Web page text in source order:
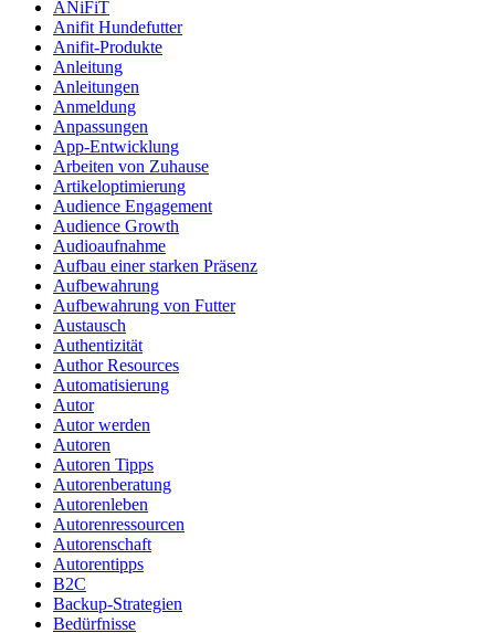
ANiFiT
Anifit Hundefutter
Anifit-Produkte
Anleitung
Anleitungen
Anmeldung
Anpassungen
App-Entwicklung
Arbeiten von Zuhause
Artikeloptimierung
Audience Engagement
Audience Growth
Audioaufnahme
Aufbau einer starken Präsenz
Aufbewahrung
Aufbewahrung von Futter
Austausch
Authentizität
Author Resources
Automatisierung
Autor
Autor werden
Autoren
Autoren Tipps
Autorenberatung
Autorenleben
Autorenressourcen
Autorenschaft
Autorentipps
B2C
Backup-Strategien
Bedürfnisse